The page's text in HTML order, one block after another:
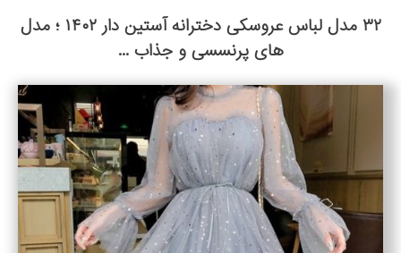
۳۲ مدل لباس عروسکی دخترانه آستین دار ۱۴۰۲ ؛ مدل
های پرنسسی و جذاب ...